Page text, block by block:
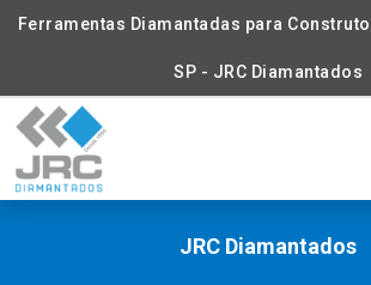
Ferramentas Diamantadas para
SP - JRC Diamantados
JRC Diamantados